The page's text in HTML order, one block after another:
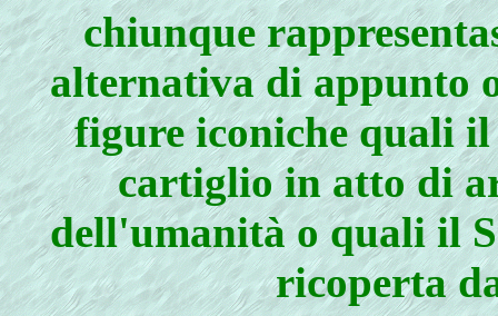
chiunque
alternativa di appunto
figure iconiche quali
cartiglio in atto di
dell'umanità o quali il
ricoperta